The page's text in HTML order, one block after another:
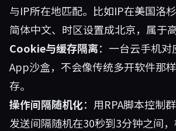
与IP所在地匹配。比如IP在美国洛
简体中文、时区设置成北京，属于
Cookie与缓存隔离：一台云手机
App沙盒，不会像传统多开软件那
存。
操作间隔随机化：用RPA脚本控制
发送间隔随机在30秒到3分钟之间